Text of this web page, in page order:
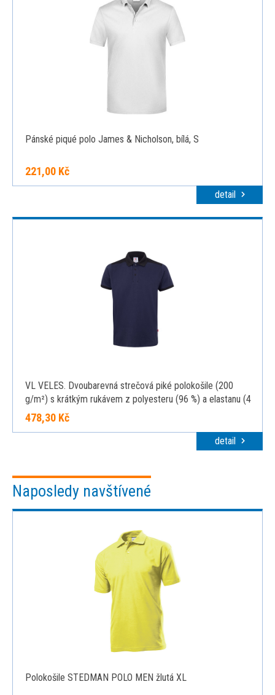
Pánské piqué polo James & Nicholson, bílá, S
221,00 Kč
detail
VL VELES. Dvoubarevná strečová piké polokošile (200
g/m²) s krátkým rukávem z polyesteru (96 %) a elastanu (4
%), modrá, 2XL
478,30 Kč
detail
Naposledy navštívené
Polokošile STEDMAN POLO MEN žlutá XL